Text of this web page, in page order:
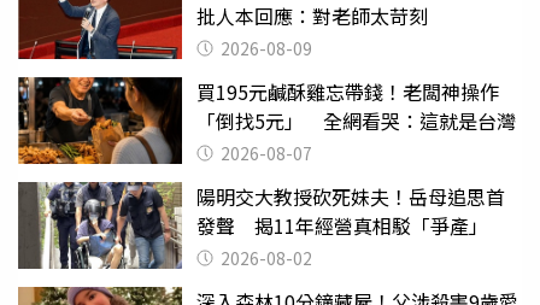
批人本回應：對老師太苛刻
2026-08-09
買195元鹹酥雞忘帶錢！老闆神操作
「倒找5元」 全網看哭：這就是台灣
2026-08-07
陽明交大教授砍死妹夫！岳母追思首
發聲 揭11年經營真相駁「爭產」
2026-08-02